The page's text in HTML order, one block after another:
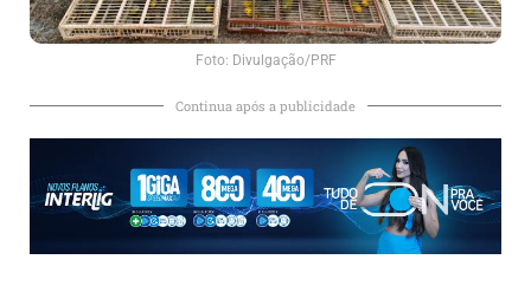
Foto: Divulgação/PRF
Continua após a publicidade